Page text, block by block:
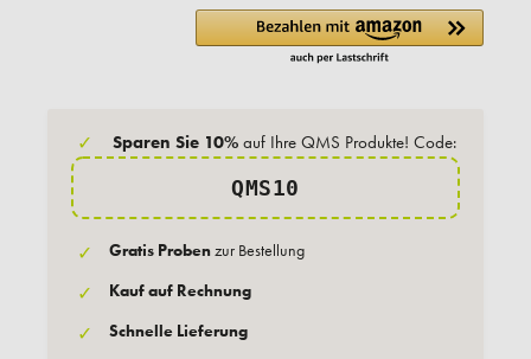
✓ Sparen Sie 10% auf Ihre QMS Produkte! Code:
QMS10
✓ Gratis Probenzur Bestellung
✓ Kauf auf Rechnung
✓ Schnelle Lieferung